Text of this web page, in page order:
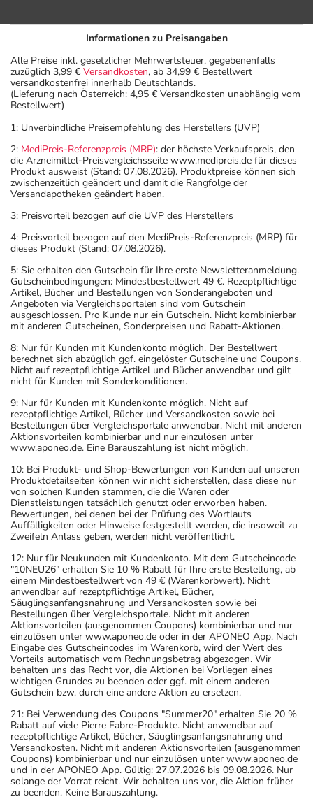
Informationen zu Preisangaben
Alle Preise inkl. gesetzlicher Mehrwertsteuer, gegebenenfalls
zuzüglich 3,99 € Versandkosten, ab 34,99 € Bestellwert
versandkostenfrei innerhalb Deutschlands.
(Lieferung nach Österreich: 4,95 € Versandkosten unabhängig vom
Bestellwert)
1: Unverbindliche Preisempfehlung des Herstellers (UVP)
2: MediPreis-Referenzpreis (MRP): der höchste Verkaufspreis, den
die Arzneimittel-Preisvergleichsseite www.medipreis.de für dieses
Produkt ausweist (Stand: 07.08.2026). Produktpreise können sich
zwischenzeitlich geändert und damit die Rangfolge der
Versandapotheken geändert haben.
3: Preisvorteil bezogen auf die UVP des Herstellers
4: Preisvorteil bezogen auf den MediPreis-Referenzpreis (MRP) für
dieses Produkt (Stand: 07.08.2026).
5: Sie erhalten den Gutschein für Ihre erste Newsletteranmeldung.
Gutscheinbedingungen: Mindestbestellwert 49 €. Rezeptpflichtige
Artikel, Bücher und Bestellungen von Sonderangeboten und
Angeboten via Vergleichsportalen sind vom Gutschein
ausgeschlossen. Pro Kunde nur ein Gutschein. Nicht kombinierbar
mit anderen Gutscheinen, Sonderpreisen und Rabatt-Aktionen.
8: Nur für Kunden mit Kundenkonto möglich. Der Bestellwert
berechnet sich abzüglich ggf. eingelöster Gutscheine und Coupons.
Nicht auf rezeptpflichtige Artikel und Bücher anwendbar und gilt
nicht für Kunden mit Sonderkonditionen.
9: Nur für Kunden mit Kundenkonto möglich. Nicht auf
rezeptpflichtige Artikel, Bücher und Versandkosten sowie bei
Bestellungen über Vergleichsportale anwendbar. Nicht mit anderen
Aktionsvorteilen kombinierbar und nur einzulösen unter
www.aponeo.de. Eine Barauszahlung ist nicht möglich.
10: Bei Produkt- und Shop-Bewertungen von Kunden auf unseren
Produktdetailseiten können wir nicht sicherstellen, dass diese nur
von solchen Kunden stammen, die die Waren oder
Dienstleistungen tatsächlich genutzt oder erworben haben.
Bewertungen, bei denen bei der Prüfung des Wortlauts
Auffälligkeiten oder Hinweise festgestellt werden, die insoweit zu
Zweifeln Anlass geben, werden nicht veröffentlicht.
12: Nur für Neukunden mit Kundenkonto. Mit dem Gutscheincode
"10NEU26" erhalten Sie 10 % Rabatt für Ihre erste Bestellung, ab
einem Mindestbestellwert von 49 € (Warenkorbwert). Nicht
anwendbar auf rezeptpflichtige Artikel, Bücher,
Säuglingsanfangsnahrung und Versandkosten sowie bei
Bestellungen über Vergleichsportale. Nicht mit anderen
Aktionsvorteilen (ausgenommen Coupons) kombinierbar und nur
einzulösen unter www.aponeo.de oder in der APONEO App. Nach
Eingabe des Gutscheincodes im Warenkorb, wird der Wert des
Vorteils automatisch vom Rechnungsbetrag abgezogen. Wir
behalten uns das Recht vor, die Aktionen bei Vorliegen eines
wichtigen Grundes zu beenden oder ggf. mit einem anderen
Gutschein bzw. durch eine andere Aktion zu ersetzen.
21: Bei Verwendung des Coupons "Summer20" erhalten Sie 20 %
Rabatt auf viele Pierre Fabre-Produkte. Nicht anwendbar auf
rezeptpflichtige Artikel, Bücher, Säuglingsanfangsnahrung und
Versandkosten. Nicht mit anderen Aktionsvorteilen (ausgenommen
Coupons) kombinierbar und nur einzulösen unter www.aponeo.de
und in der APONEO App. Gültig: 27.07.2026 bis 09.08.2026. Nur
solange der Vorrat reicht. Wir behalten uns vor, die Aktion früher
zu beenden. Keine Barauszahlung.